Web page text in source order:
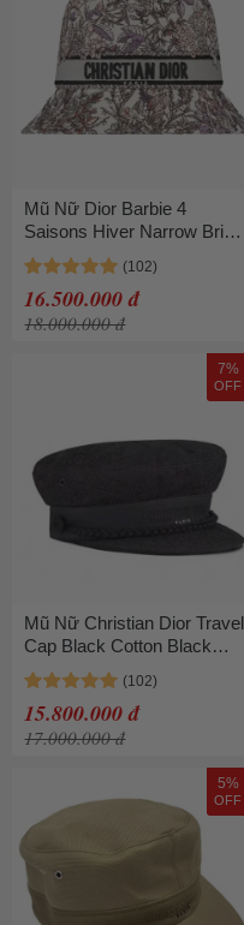
Mũ Nữ Dior Barbie 4
Saisons Hiver Narrow Brim
Bucket Hat
42AOS923X133_C973 Màu
Trắng Họa Tiết Size 57
16.500.000 đ
18.000.000 đ
7%
OFF
Mũ Nữ Christian Dior Travel
Cap Black Cotton Black
Màu Đen Size 57
15.800.000 đ
17.000.000 đ
5%
OFF